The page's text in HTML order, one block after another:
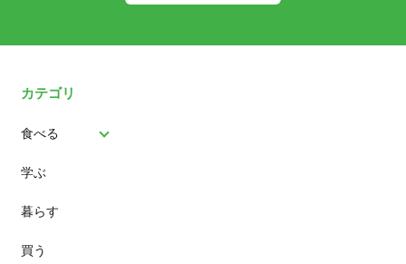
カテゴリ
食べる
パン
スイーツ
ランチ
学ぶ
暮らす
買う